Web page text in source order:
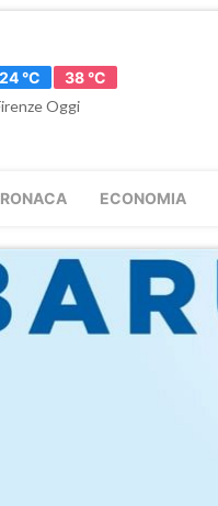
24 °C
38 °C
Oggi
ECONOMIA